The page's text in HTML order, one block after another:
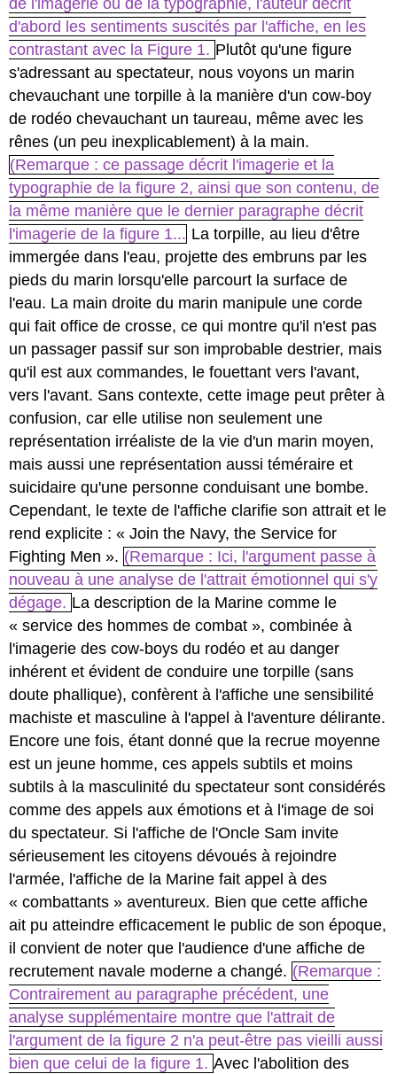
de l'imagerie ou de la typographie, l'auteur décrit
d'abord les sentiments suscités par l'affiche, en les
contrastant avec la Figure 1. Plutôt qu'une figure
s'adressant au spectateur, nous voyons un marin
chevauchant une torpille à la manière d'un cow-boy
de rodéo chevauchant un taureau, même avec les
rênes (un peu inexplicablement) à la main.
(Remarque : ce passage décrit l'imagerie et la
typographie de la figure 2, ainsi que son contenu, de
la même manière que le dernier paragraphe décrit
l'imagerie de la figure 1... La torpille, au lieu d'être
immergée dans l'eau, projette des embruns par les
pieds du marin lorsqu'elle parcourt la surface de
l'eau. La main droite du marin manipule une corde
qui fait office de crosse, ce qui montre qu'il n'est pas
un passager passif sur son improbable destrier, mais
qu'il est aux commandes, le fouettant vers l'avant,
vers l'avant. Sans contexte, cette image peut prêter à
confusion, car elle utilise non seulement une
représentation irréaliste de la vie d'un marin moyen,
mais aussi une représentation aussi téméraire et
suicidaire qu'une personne conduisant une bombe.
Cependant, le texte de l'affiche clarifie son attrait et le
rend explicite : « Join the Navy, the Service for
Fighting Men ». (Remarque : Ici, l'argument passe à
nouveau à une analyse de l'attrait émotionnel qui s'y
dégage. La description de la Marine comme le
« service des hommes de combat », combinée à
l'imagerie des cow-boys du rodéo et au danger
inhérent et évident de conduire une torpille (sans
doute phallique), confèrent à l'affiche une sensibilité
machiste et masculine à l'appel à l'aventure délirante.
Encore une fois, étant donné que la recrue moyenne
est un jeune homme, ces appels subtils et moins
subtils à la masculinité du spectateur sont considérés
comme des appels aux émotions et à l'image de soi
du spectateur. Si l'affiche de l'Oncle Sam invite
sérieusement les citoyens dévoués à rejoindre
l'armée, l'affiche de la Marine fait appel à des
« combattants » aventureux. Bien que cette affiche
ait pu atteindre efficacement le public de son époque,
il convient de noter que l'audience d'une affiche de
recrutement navale moderne a changé. (Remarque :
Contrairement au paragraphe précédent, une
analyse supplémentaire montre que l'attrait de
l'argument de la figure 2 n'a peut-être pas vieilli aussi
bien que celui de la figure 1. Avec l'abolition des